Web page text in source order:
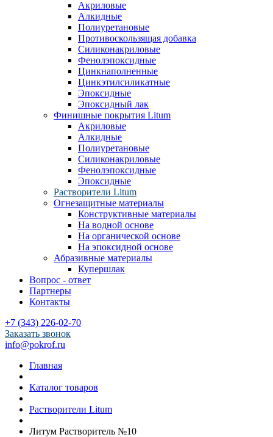
Акриловые
Алкидные
Полиуретановые
Противоскользящая добавка
Силиконакриловые
Фенолэпоксидные
Цинкнаполненные
Цинкэтилсиликатные
Эпоксидные
Эпоксидный лак
Финишные покрытия Litum
Акриловые
Алкидные
Полиуретановые
Силиконакриловые
Фенолэпоксидные
Эпоксидные
Растворители Litum
Огнезащитные материалы
Конструктивные материалы
На водной основе
На органической основе
На эпоксидной основе
Абразивные материалы
Купершлак
Вопрос - ответ
Партнеры
Контакты
+7 (343) 226-02-70
Заказать звонок
info@pokrof.ru
Главная
Каталог товаров
Растворители Litum
Литум Растворитель №10